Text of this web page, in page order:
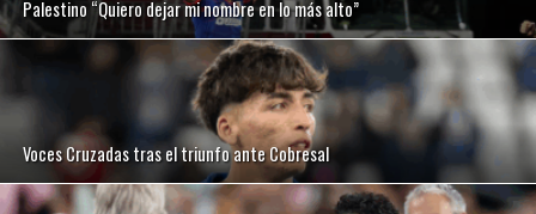
Palestino “Quiero dejar mi nombre en lo más alto”
Voces Cruzadas tras el triunfo ante Cobresal